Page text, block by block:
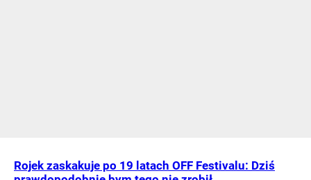
Rojek zaskakuje po 19 latach OFF Festivalu: Dziś